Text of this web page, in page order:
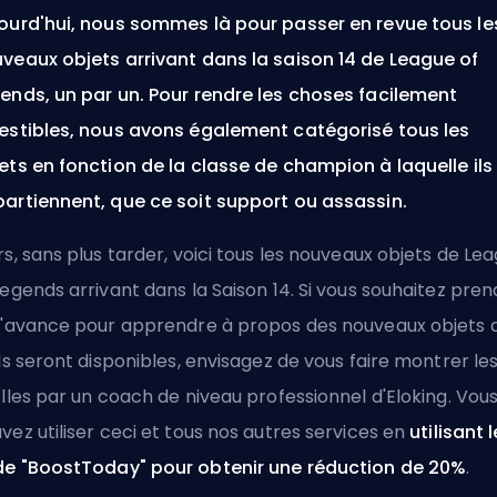
nous sommes là pour passer en revue tous
objets arrivant dans la saison 14 de League of
un par un. Pour rendre les choses facilement
nous avons également catégorisé tous les
en fonction de la classe de champion à laquelle ils
que ce soit support ou assassin.
sans plus tarder, voici tous les nouveaux objets de
arrivant dans la Saison 14. Si vous souhaitez
pour apprendre à propos des nouveaux objets
seront disponibles, envisagez de vous faire montrer les
par un coach de niveau professionnel d'Eloking. Vous
utiliser ceci et tous nos autres services en utilisant
"BoostToday" pour obtenir une réduction de 20%.